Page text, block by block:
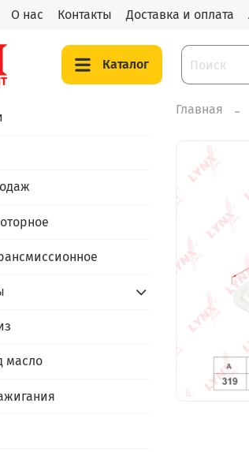
О нас Контакты Доставка и оплата
Каталог
Главная
масло